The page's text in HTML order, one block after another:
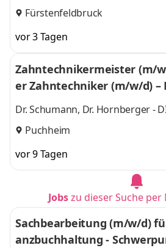
Fürstenfeldbruck
vor 3 Tagen
Zahntechnikermeister (m/
er Zahntechniker (m/w/d) –
or
Dr. Schumann, Dr. Hornberger -
ZAHNÄRZTE
Puchheim
vor 9 Tagen
Jobszu dieser Suche
Sachbearbeitung (m/w/d)
anzbuchhaltung -